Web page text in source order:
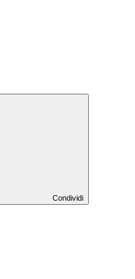
Condividi